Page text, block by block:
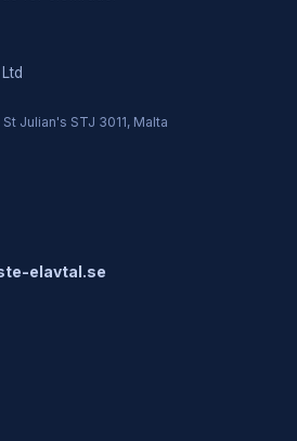
Julian's STJ 3011, Malta
elavtal.se